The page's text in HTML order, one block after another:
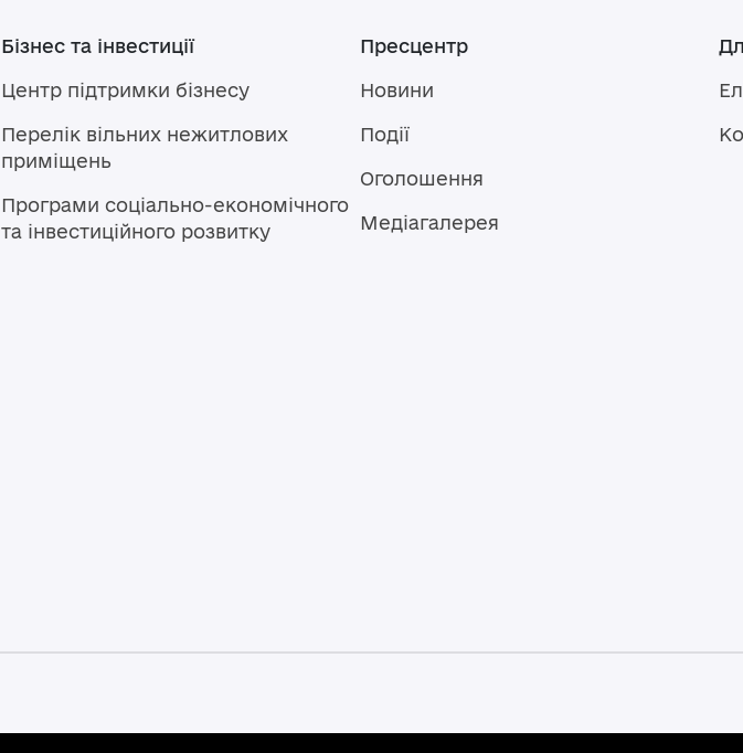
Бізнес та інвестиції
Центр підтримки бізнесу
Перелік вільних нежитлових
приміщень
Програми соціально-економічного
та інвестиційного розвитку
Пресцентр
Новини
Події
Оголошення
Медіагалерея